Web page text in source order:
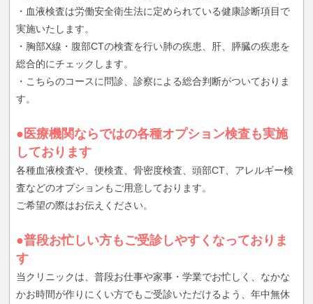
・血液検査は労働安全衛生法に定められている健康診断項目で
実施いたします。
・胸部X線・腹部CTの検査を行い肺の疾患、肝、膵臓の疾患を
総合的にチェックします。
・こちらのコースに問診、診察による総合判断がついておりま
す。
●医療機関ならではの各種オプション検査も実施
しております
各種血液検査や、便検査、骨密度検査、頭部CT、アレルギー検
査などのオプションもご用意しております。
ご希望の際はお伝えください。
●普段お忙しい方もご受診しやすくなっておりま
す
当クリニックは、普段お仕事や家事・学業でお忙しく、なかな
かお時間が作りにくい方でもご受診いただけるよう、年中無休